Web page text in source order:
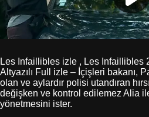
Les Infaillibles izle , Les Infaillibles
Altyazılı Full izle – İçişleri bakanı,
olan ve aylardır polisi utandıran
değişken ve kontrol edilemez Alia
yönetmesini ister.